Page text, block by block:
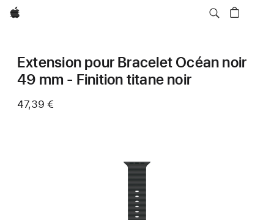
Apple
Extension pour Bracelet Océan noir
49 mm - Finition titane noir
47,39 €